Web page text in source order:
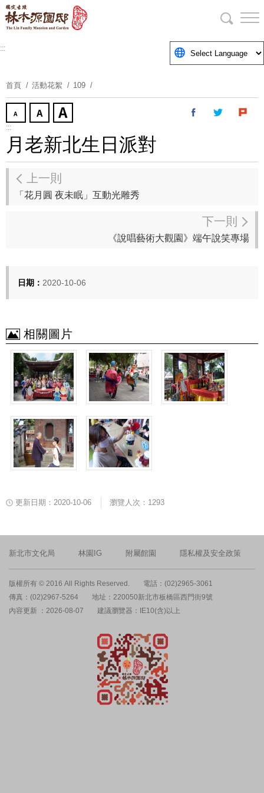
跳
到
要
塊
:::
首頁 活動花絮 109
:::
月老新北生日派對
上一則
「花月圓 夜未眠」互動光雕秀
下一則
《說唱藝術大觀園》端午說笑專場
日期： 2020-10-06
相關圖片
更新日期：2020-10-06 瀏覽人次：1293
新北市文化局 林園IG 附屬館園 隱私權及安全政策
版權所有 © 2016 All Rights Reserved.
電話：(02)2965-3061
傳真：(02)2967-5264
地址：220050新北市板橋區西門街9號
內容更新 ：2026-08-07
建議瀏覽器：IE10(含)以上